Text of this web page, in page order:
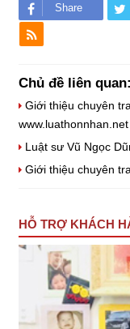
Share
Chủ đề liên quan:
Giới thiệu chuyên
www.luathonnhan.net
Luật sư Vũ Ngọc
Giới thiệu chuyên
HỖ TRỢ KHÁCH